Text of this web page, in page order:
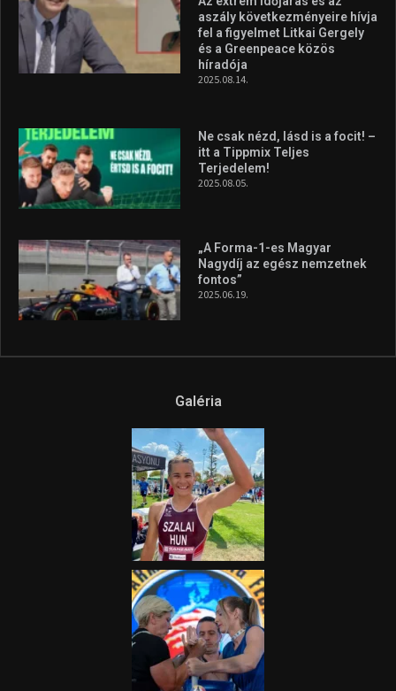
aszály következményeire hívja
fel a figyelmet Litkai Gergely
és a Greenpeace közös
híradója
2025.08.14.
Ne csak nézd, lásd is a focit! –
itt a Tippmix Teljes
Terjedelem!
2025.08.05.
„A Forma-1-es Magyar
Nagydíj az egész nemzetnek
fontos”
2025.06.19.
Galéria